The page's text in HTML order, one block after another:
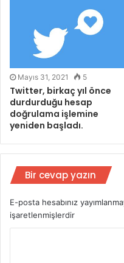
Mayıs 31, 2021 5
Twitter, birkaç yıl önce
durdurduğu hesap
doğrulama işlemine
yeniden başladı.
Bir cevap yazın
E-posta hesabınız
işaretlenmişlerdir